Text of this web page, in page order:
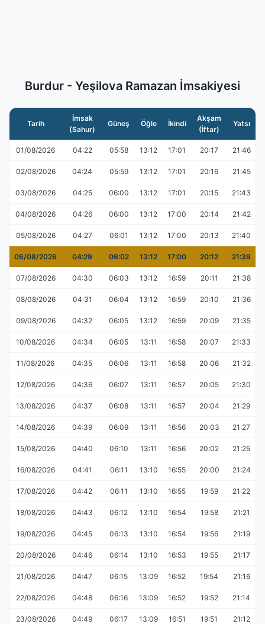
Burdur - Yeşilova Ramazan İmsakiyesi
Tarih
İmsak
(Sahur)
Güneş Öğle İkindi
Akşam
(İftar)
Yatsı
01/08/2026 04:22 05:58 13:12 17:01 20:17 21:46
02/08/2026 04:24 05:59 13:12 17:01 20:16 21:45
03/08/2026 04:25 06:00 13:12 17:01 20:15 21:43
04/08/2026 04:26 06:00 13:12 17:00 20:14 21:42
05/08/2026 04:27 06:01 13:12 17:00 20:13 21:40
06/08/2026 04:29 06:02 13:12 17:00 20:12 21:39
07/08/2026 04:30 06:03 13:12 16:59 20:11 21:38
08/08/2026 04:31 06:04 13:12 16:59 20:10 21:36
09/08/2026 04:32 06:05 13:12 16:59 20:09 21:35
10/08/2026 04:34 06:05 13:11 16:58 20:07 21:33
11/08/2026 04:35 06:06 13:11 16:58 20:06 21:32
12/08/2026 04:36 06:07 13:11 16:57 20:05 21:30
13/08/2026 04:37 06:08 13:11 16:57 20:04 21:29
14/08/2026 04:39 06:09 13:11 16:56 20:03 21:27
15/08/2026 04:40 06:10 13:11 16:56 20:02 21:25
16/08/2026 04:41 06:11 13:10 16:55 20:00 21:24
17/08/2026 04:42 06:11 13:10 16:55 19:59 21:22
18/08/2026 04:43 06:12 13:10 16:54 19:58 21:21
19/08/2026 04:45 06:13 13:10 16:54 19:56 21:19
20/08/2026 04:46 06:14 13:10 16:53 19:55 21:17
21/08/2026 04:47 06:15 13:09 16:52 19:54 21:16
22/08/2026 04:48 06:16 13:09 16:52 19:52 21:14
23/08/2026 04:49 06:17 13:09 16:51 19:51 21:12